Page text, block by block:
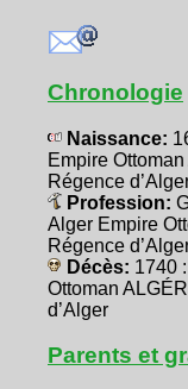
Chronologie
Naissance:
Empire
Régence
Profession:
Alger Empire
Régence
Décès: 1740
Ottoman
d’Alger
Parents et